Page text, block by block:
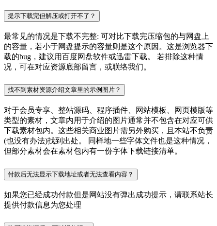
提示下载完但解压或打开不了？
最常见的情况是下载不完整: 可对比下载完压缩包的与网盘上
的容量，若小于网盘提示的容量则是这个原因。这是浏览器下
载的bug，建议用百度网盘软件或迅雷下载。 若排除这种情
况，可在对应资源底部留言，或联络我们。
找不到素材资源介绍文章里的示例图片？
对于会员专享、整站源码、程序插件、网站模板、网页模版等
类型的素材，文章内用于介绍的图片通常并不包含在对应可供
下载素材包内。这些相关商业图片需另外购买，且本站不负责
(也没有办法)找到出处。 同样地一些字体文件也是这种情况，
但部分素材会在素材包内有一份字体下载链接清单。
付款后无法显示下载地址或者无法查看内容？
如果您已经成功付款但是网站没有弹出成功提示，请联系站长
提供付款信息为您处理